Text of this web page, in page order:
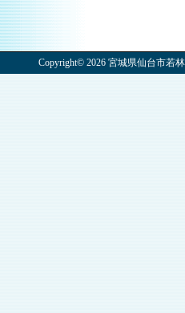
Copyright© 2026 宮城県仙台市若